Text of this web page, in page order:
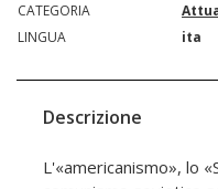
CATEGORIA
LINGUA
ita
Descrizione
L'«americanismo», lo